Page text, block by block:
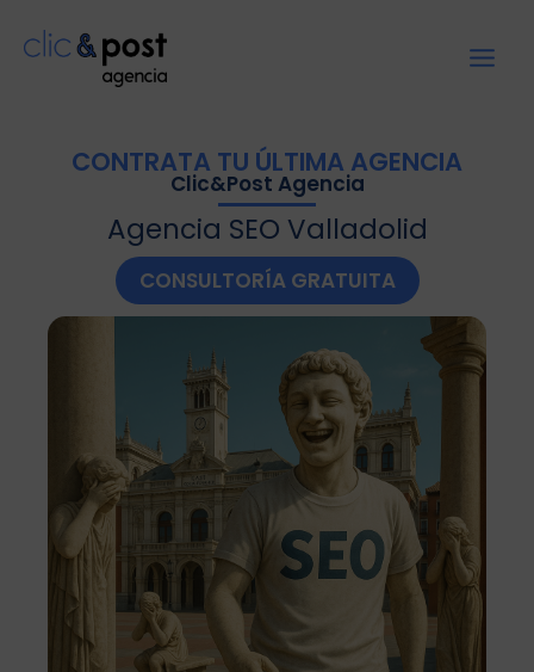
CONTRATA TU ÚLTIMA AGENCIA
Clic&Post Agencia
Agencia SEO Valladolid
CONSULTORÍA GRATUITA